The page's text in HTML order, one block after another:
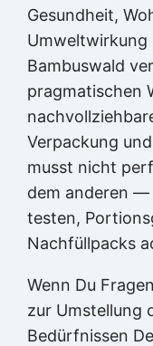
Gesundheit,
Umweltwirkung
Bambuswald
pragmatischen
Verpackung
musst nicht
dem anderen —
testen,
Nachfüllpacks
Wenn Du
zur Umstellung
Bedürfnissen